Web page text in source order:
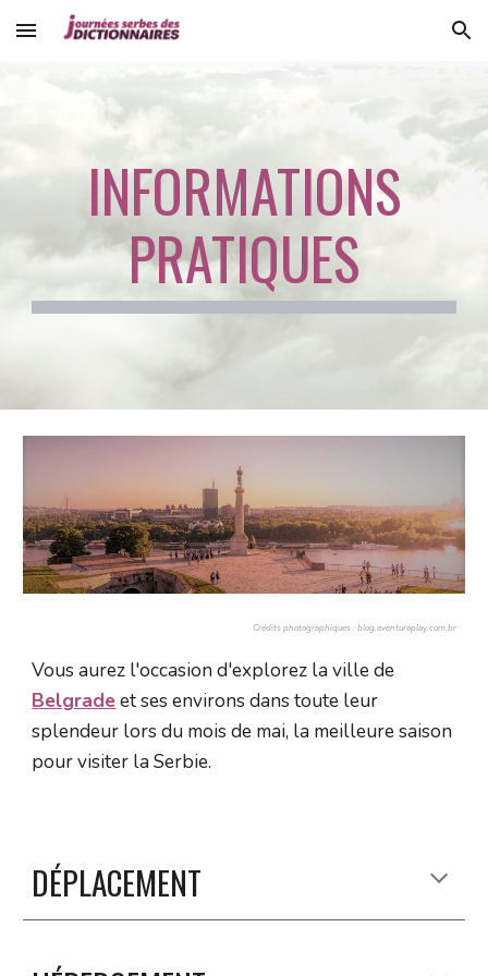
Skip to main content Skip to navigation
INFORMATIONS
PRATIQUES
Crédits photographiques : blog.aventuraplay.com.br
Vous aurez l'occasion d'explorez la villede
Belgrade et ses environs dans toute leur
splendeur lors du mois de mai, la meilleure saison
pour visiter la Serbie.
DÉPLACEMENT